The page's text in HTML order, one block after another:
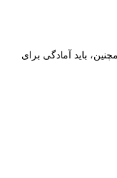
باید آمادگی برای